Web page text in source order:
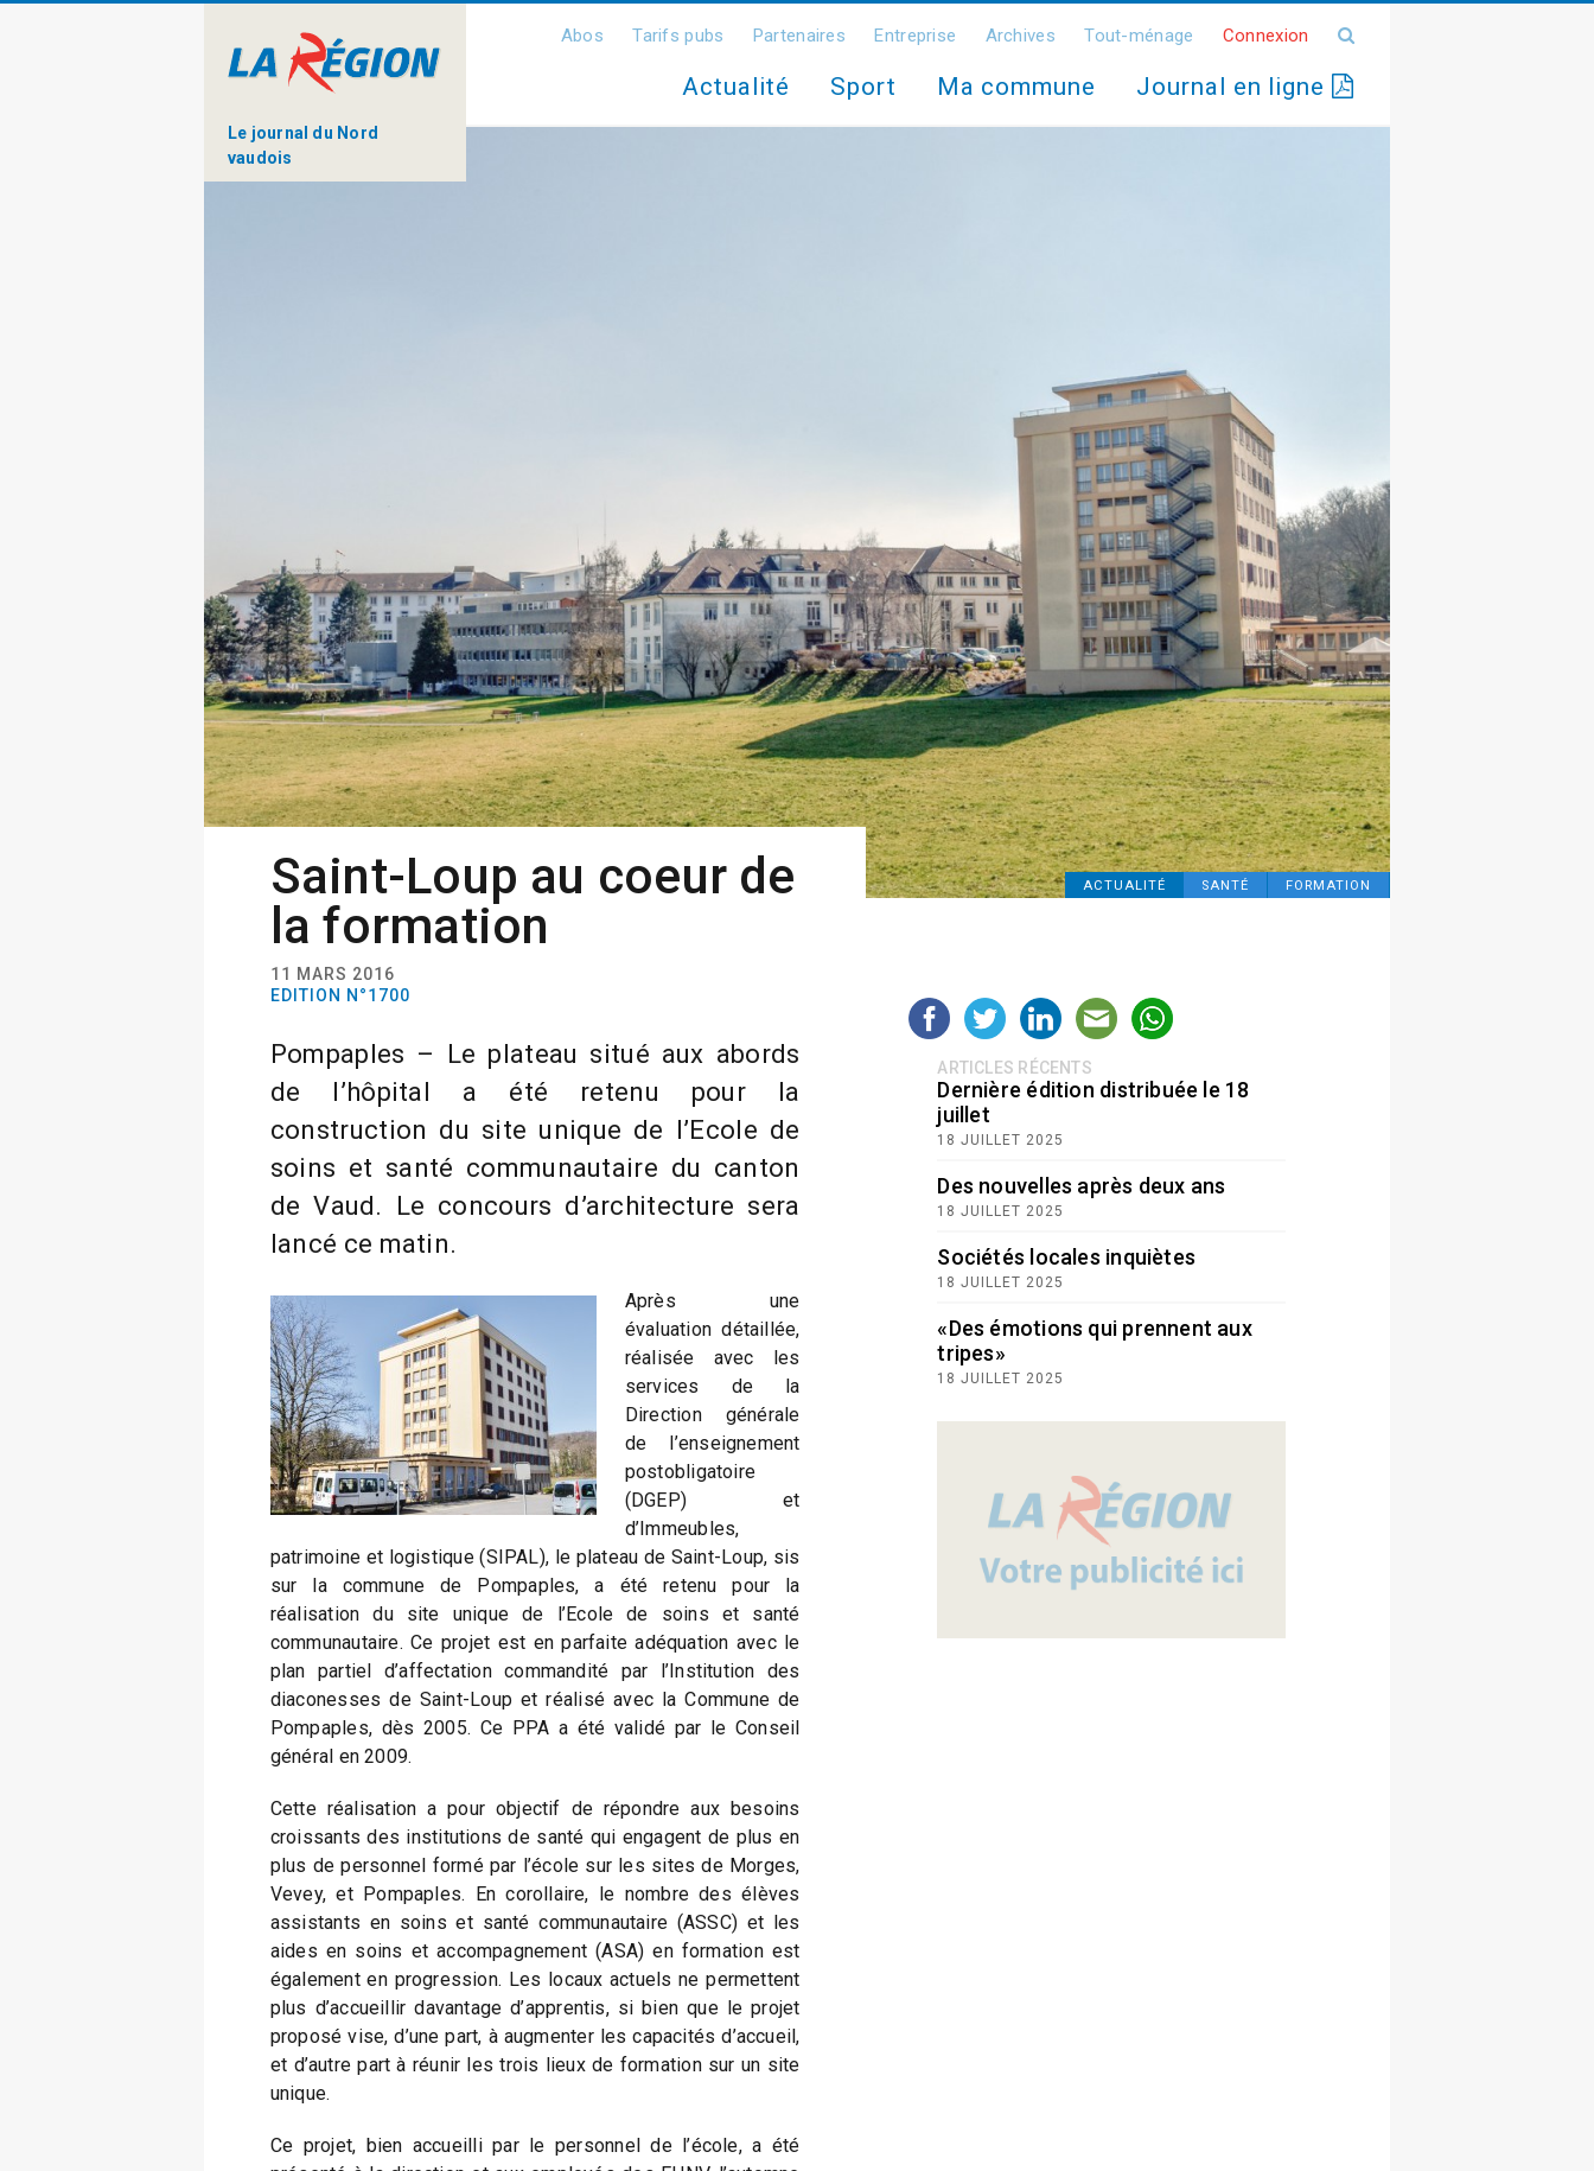
Le journal du Nord
vaudois
Abos Tarifs pubs Partenaires Entreprise Archives Tout-ménage Connexion
Actualité Sport Ma commune Journal en ligne
ACTUALITÉ SANTÉ FORMATION
Saint-Loup au coeur de
la formation
11 MARS 2016
EDITION N°1700
Pompaples – Le plateau situé aux abords
de l’hôpital a été retenu pour la
construction du site unique de l’Ecole de
soins et santé communautaire du canton
de Vaud. Le concours d’architecture sera
lancé ce matin.
Après une
évaluation détaillée,
réalisée avec les
services de la
Direction générale
de l’enseignement
postobligatoire
(DGEP) et
d’Immeubles,
patrimoine et logistique (SIPAL), le plateau de Saint-Loup, sis
sur la commune de Pompaples, a été retenu pour la
réalisation du site unique de l’Ecole de soins et santé
communautaire. Ce projet est en parfaite adéquation avec le
plan partiel d’affectation commandité par l’Institution des
diaconesses de Saint-Loup et réalisé avec la Commune de
Pompaples, dès 2005. Ce PPA a été validé par le Conseil
général en 2009.
Cette réalisation a pour objectif de répondre aux besoins
croissants des institutions de santé qui engagent de plus en
plus de personnel formé par l’école sur les sites de Morges,
Vevey, et Pompaples. En corollaire, le nombre des élèves
assistants en soins et santé communautaire (ASSC) et les
aides en soins et accompagnement (ASA) en formation est
également en progression. Les locaux actuels ne permettent
plus d’accueillir davantage d’apprentis, si bien que le projet
proposé vise, d’une part, à augmenter les capacités d’accueil,
et d’autre part à réunir les trois lieux de formation sur un site
unique.
Ce projet, bien accueilli par le personnel de l’école, a été
ARTICLES RÉCENTS
Dernière édition distribuée le 18
juillet
18 JUILLET 2025
Des nouvelles après deux ans
18 JUILLET 2025
Sociétés locales inquiètes
18 JUILLET 2025
«Des émotions qui prennent aux
tripes»
18 JUILLET 2025